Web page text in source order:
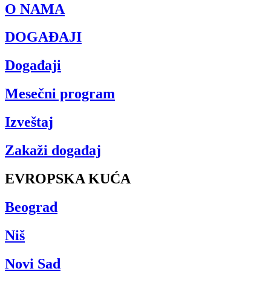
O NAMA
DOGAĐAJI
Događaji
Mesečni program
Izveštaj
Zakaži događaj
EVROPSKA KUĆA
Beograd
Niš
Novi Sad